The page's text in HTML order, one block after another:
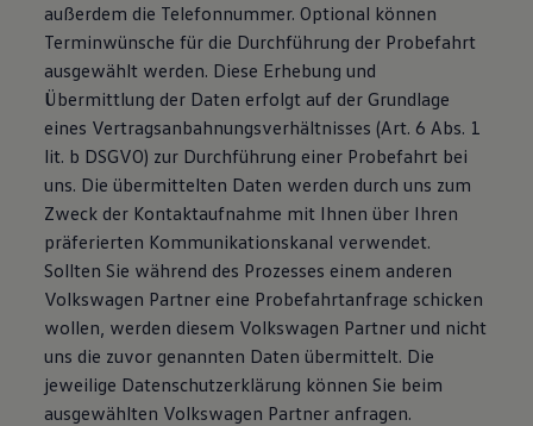
außerdem die Telefonnummer. Optional können
Terminwünsche für die Durchführung der Probefahrt
ausgewählt werden. Diese Erhebung und
Übermittlung der Daten erfolgt auf der Grundlage
eines Vertragsanbahnungsverhältnisses (Art. 6 Abs. 1
lit. b DSGVO) zur Durchführung einer Probefahrt bei
uns. Die übermittelten Daten werden durch uns zum
Zweck der Kontaktaufnahme mit Ihnen über Ihren
präferierten Kommunikationskanal verwendet.
Sollten Sie während des Prozesses einem anderen
Volkswagen Partner eine Probefahrtanfrage schicken
wollen, werden diesem Volkswagen Partner und nicht
uns die zuvor genannten Daten übermittelt. Die
jeweilige Datenschutzerklärung können Sie beim
ausgewählten Volkswagen Partner anfragen.